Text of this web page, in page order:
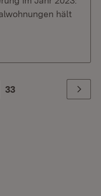
hält
Zur letzte Seite
33 Weiter